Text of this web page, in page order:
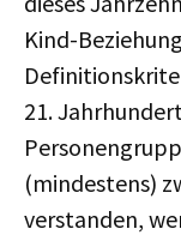
Kind-
21.
(mindestens)
verstanden,